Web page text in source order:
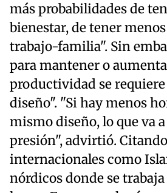
más probabilidades de
bienestar, de tener
trabajo-familia". Sin
para mantener o
productividad se
diseño". "Si hay menos
mismo diseño, lo que va
presión", advirtió.
internacionales como
nórdicos donde se